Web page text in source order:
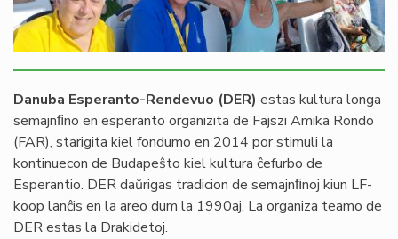
Danuba Esperanto-Rendevuo (DER) estas kultura longa
semajnﬁno en esperanto organizita de Fajszi Amika Rondo
(FAR), starigita kiel fondumo en 2014 por stimuli la
kontinuecon de Budapeŝto kiel kultura ĉefurbo de
Esperantio. DER daŭrigas tradicion de semajnﬁnoj kiun LF-
koop lanĉis en la areo dum la 1990aj. La organiza teamo de
DER estas la Drakidetoj.